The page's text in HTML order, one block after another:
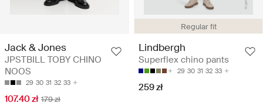
Jack & Jones
JPSTBILL TOBY CHINO
NOOS
29 30 31 32 33
107.40 zł 179 zł
Regular fit
Lindbergh
Superflex chino pants
29 30 31 32 33
259 zł